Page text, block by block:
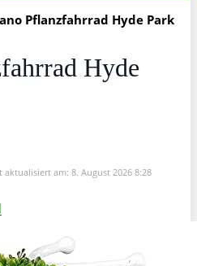
Pflanzfahrrad Hyde Park
Hyde
aktualisiert am: 8. August 2026 8:28